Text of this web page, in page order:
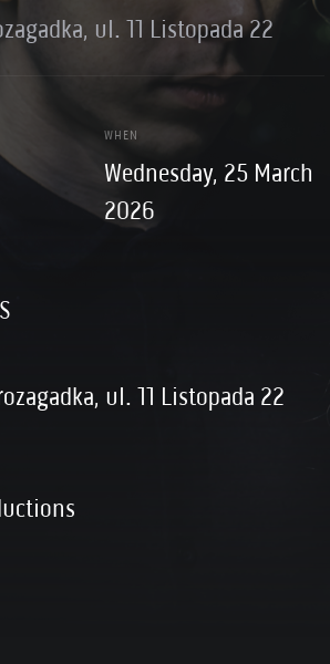
ul. 11 Listopada 22
WHEN
Wednesday, 25 March
2026
ul. 11 Listopada 22